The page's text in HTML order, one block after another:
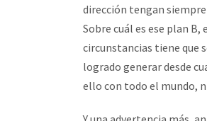
dirección tengan
Sobre cuál es ese plan
circunstancias tiene que
logrado generar desde
ello con todo el mundo,